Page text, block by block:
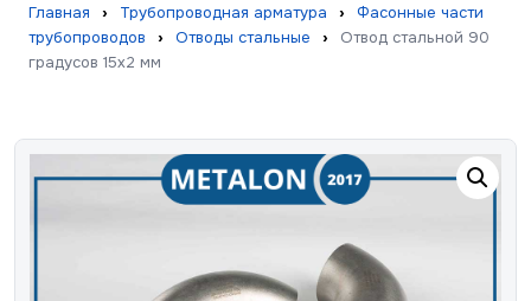
Главная › Трубопроводная арматура ›
Фасонные части
трубопроводов
› Отводы стальные ›
Отвод стальной 90
градусов 15х2 мм